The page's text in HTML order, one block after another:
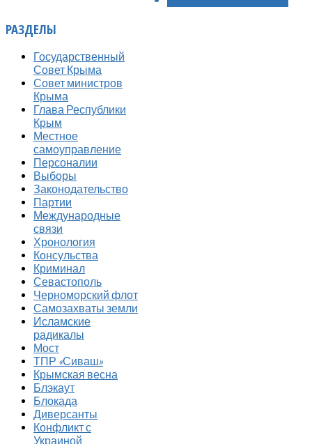
РАЗДЕЛЫ
Государственный
Совет Крыма
Совет министров
Крыма
Глава Республики
Крым
Местное
самоуправление
Персоналии
Выборы
Законодательство
Партии
Международные
связи
Хронология
Консульства
Криминал
Севастополь
Черноморский флот
Самозахваты земли
Исламские
радикалы
Мост
ТПР «Сиваш»
Крымская весна
Блэкаут
Блокада
Диверсанты
Конфликт с
Украиной